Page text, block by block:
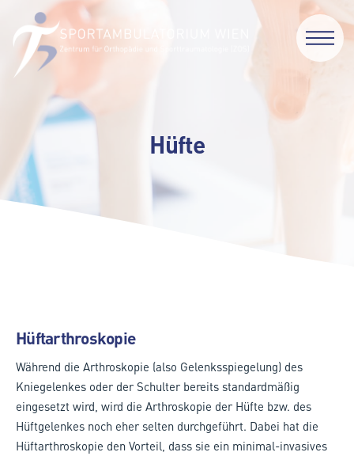
Hüfte
Hüftarthroskopie
Während die Arthroskopie (also Gelenksspiegelung) des
Kniegelenkes oder der Schulter bereits standardmäßig
eingesetzt wird, wird die Arthroskopie der Hüfte bzw. des
Hüftgelenkes noch eher selten durchgeführt. Dabei hat die
Hüftarthroskopie den Vorteil, dass sie ein minimal-invasives